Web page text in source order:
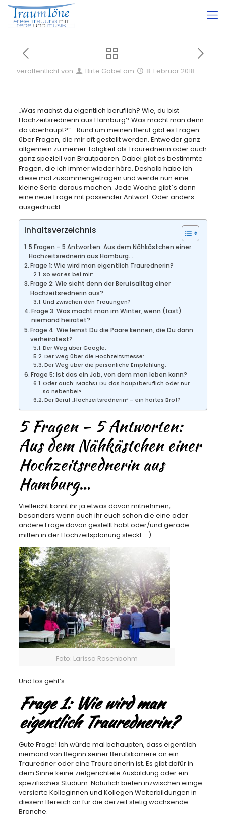
veröffentlicht von Birte Gäbel am 8. Februar 2018
„Was machst du eigentlich beruflich? Wie, du bist
Hochzeitsrednerin aus Hamburg? Was macht man denn
da überhaupt?“… Rund um meinen Beruf gibt es Fragen
über Fragen, die mir oft gestellt werden. Entweder ganz
allgemein zu meiner Tätigkeit als Traurednerin oder auch
ganz speziell von Brautpaaren. Dabei gibt es bestimmte
Fragen, die ich immer wieder höre. Deshalb habe ich
diese mal zusammengetragen und werde nun eine
kleine Serie daraus machen. Jede Woche gibt´s dann
eine neue Frage mit passender Antwort. Oder anders
ausgedrückt:
Inhaltsverzeichnis
5 Fragen – 5 Antworten: Aus dem Nähkästchen einer
Hochzeitsrednerin aus Hamburg…
Frage 1: Wie wird man eigentlich Traurednerin?
So war es bei mir:
Frage 2: Wie sieht denn der Berufsalltag einer
Hochzeitsrednerin aus?
Und zwischen den Trauungen?
Frage 3: Was macht man im Winter, wenn (fast)
niemand heiratet?
Frage 4: Wie lernst Du die Paare kennen, die Du dann
verheiratest?
Der Weg über Google:
Der Weg über die Hochzeitsmesse:
Der Weg über die persönliche Empfehlung:
Frage 5: Ist das ein Job, von dem man leben kann?
Oder auch: Machst Du das hauptberuflich oder nur
so nebenbei?
Der Beruf „Hochzeitsrednerin“ – ein hartes Brot?
5 Fragen – 5 Antworten:
Aus dem Nähkästchen einer
Hochzeitsrednerin aus
Hamburg…
Vielleicht könnt ihr ja etwas davon mitnehmen,
besonders wenn auch ihr euch schon die eine oder
andere Frage davon gestellt habt oder/und gerade
mitten in der Hochzeitsplanung steckt :-).
Foto: Larissa Rosenbohm
Und los geht’s:
Frage 1:Wie wird man
eigentlich Traurednerin?
Gute Frage! Ich würde mal behaupten, dass eigentlich
niemand von Beginn seiner Berufskarriere an ein
Trauredner oder eine Traurednerin ist. Es gibt dafür in
dem Sinne keine zielgerichtete Ausbildung oder ein
spezifisches Studium. Natürlich bieten inzwischen einige
versierte Kolleginnen und Kollegen Weiterbildungen in
diesem Bereich an für die derzeit stetig wachsende
Branche.